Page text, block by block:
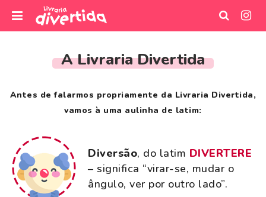
A Livraria Divertida
Antes de falarmos propriamente da Livraria Divertida,
vamos à uma aulinha de latim:
Diversão, do latim DIVERTERE
– significa “virar-se, mudar o
ângulo, ver por outro lado”.